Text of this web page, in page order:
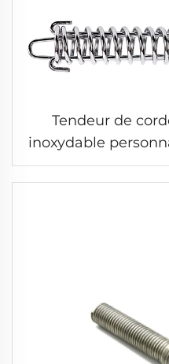
Tendeur de
inoxydable
pour